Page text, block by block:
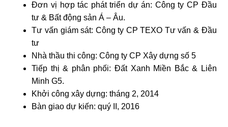
Đơn vị hợp tác phát triển dự án: Công ty CP Đầu
tư & Bất động sản Á – Âu.
Tư vấn giám sát: Công ty CP TEXO Tư vấn & Đầu
tư
Nhà thầu thi công: Công ty CP Xây dựng số 5
Tiếp thị & phân phối: Đất Xanh Miền Bắc & Liên
Minh G5.
Khởi công xây dựng: tháng 2, 2014
Bàn giao dự kiến: quý II, 2016